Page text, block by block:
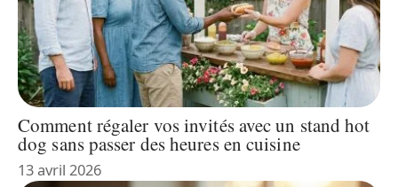
Comment régaler vos invités avec un stand hot
dog sans passer des heures en cuisine
13 avril 2026